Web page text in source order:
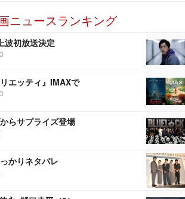
ニュースランキング
波初放送決定
エッティ』IMAXで
らサプライズ登場
かりネタバレ